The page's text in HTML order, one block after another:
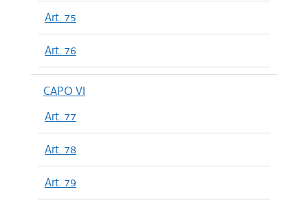
Art. 75
Art. 76
CAPO VI
Art. 77
Art. 78
Art. 79